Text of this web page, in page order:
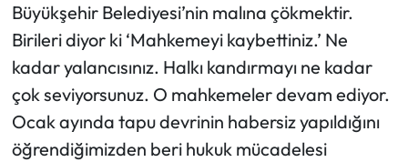
Büyükşehir Belediyesi’nin malına çökmektir.
Birileri diyor ki ‘Mahkemeyi kaybettiniz.’ Ne
kadar yalancısınız. Halkı kandırmayı ne kadar
çok seviyorsunuz. O mahkemeler devam ediyor.
Ocak ayında tapu devrinin habersiz yapıldığını
öğrendiğimizden beri hukuk mücadelesi